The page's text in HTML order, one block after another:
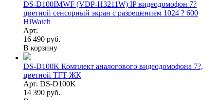
DS-D100IMWF (VDP-H3211W) IP видеодомофон 7?
цветной сенсорный экран с разрешением 1024 ? 600
HiWatch
Арт.
16 490 руб.
В корзину
DS-D100K Комплект аналогового видеодомофона 7?,
цветной TFT ЖК
Арт. DS-D100K
14 390 руб.